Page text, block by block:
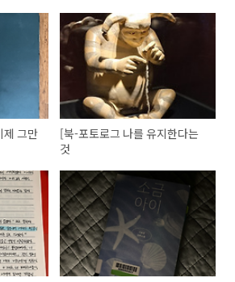
제 그만
[북-포토로그 나를 유지한다는
것